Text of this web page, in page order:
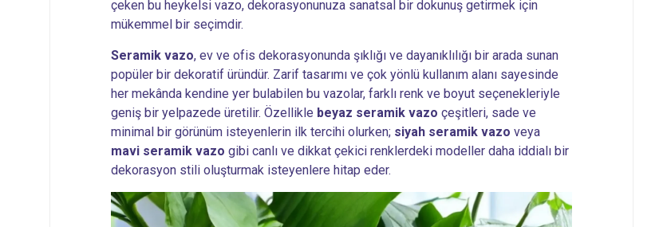
çeken bu heykelsi vazo, dekorasyonunuza sanatsal bir dokunuş getirmek için
mükemmel bir seçimdir.
Seramik vazo, ev ve ofis dekorasyonunda şıklığı ve dayanıklılığı bir arada sunan
popüler bir dekoratif üründür. Zarif tasarımı ve çok yönlü kullanım alanı sayesinde
her mekânda kendine yer bulabilen bu vazolar, farklı renk ve boyut seçenekleriyle
geniş bir yelpazede üretilir. Özellikle beyaz seramik vazo çeşitleri, sade ve
minimal bir görünüm isteyenlerin ilk tercihi olurken; siyah seramik vazo veya
mavi seramik vazo gibi canlı ve dikkat çekici renklerdeki modeller daha iddialı bir
dekorasyon stili oluşturmak isteyenlere hitap eder.